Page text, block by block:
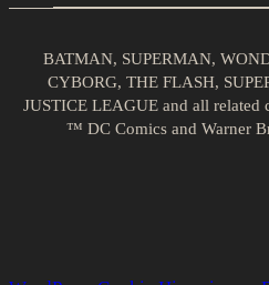
BATMAN, SUPERMAN,
CYBORG, THE FLASH,
JUSTICE LEAGUE and all related
™ DC Comics and Warner